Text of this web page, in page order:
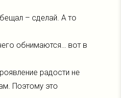
– сделай. А то
обнимаются… вот в
радости не
Поэтому это